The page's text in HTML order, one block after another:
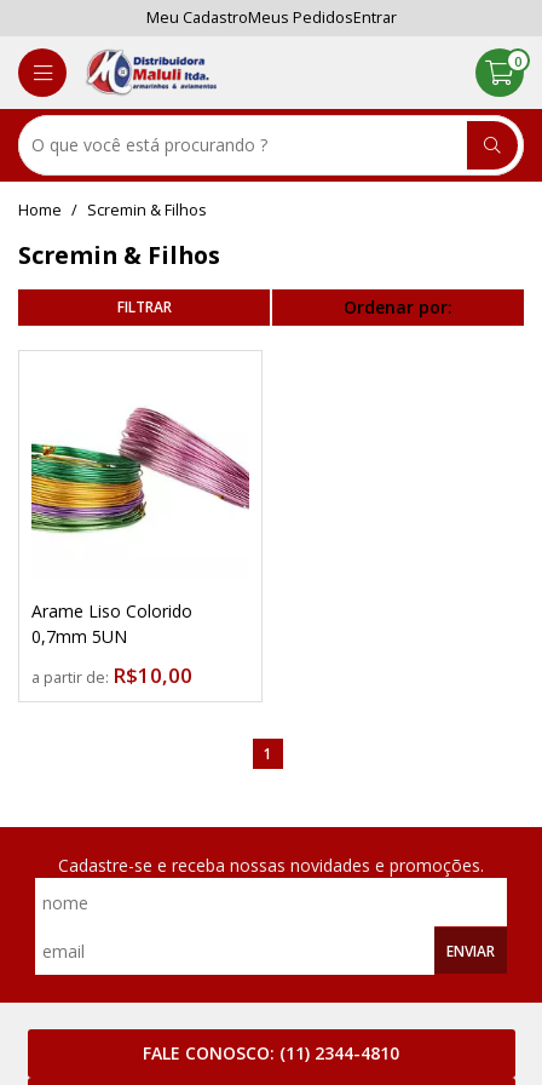
Meu CadastroMeus PedidosEntrar
0
Scremin & Filhos
Scremin & Filhos
Ordenar por:
Arame Liso Colorido
0,7mm 5UN
a partir de: R$10,00
1
Cadastre-se e receba nossas novidades e promoções.
ENVIAR
FALE CONOSCO: (11) 2344-4810